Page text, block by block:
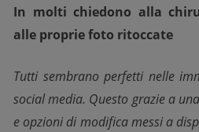
In molti chiedono alla
alle proprie foto ritoccate
Tutti sembrano perfetti nelle
social media. Questo grazie a
e opzioni di modifica messi a